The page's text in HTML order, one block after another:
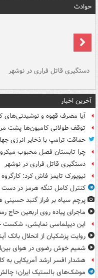
حوادث
دستگیری قاتل فراری در نوشهر
آخرین اخبار
آیا مصرف قهوه و نوشیدنی‌های
توقف طولانی کامیون‌ها پشت
حماقت ترامپ با ذخایر انرژی
چرا تابستان فصل محبوب
دستگیری قاتل فراری در نوشهر
نیویورک تایمز فاش کرد:
کنترل کامل تنگه هرمز در دست
پرچم سیاه بر فراز گنبد حسینی
ماجرای پیاده روی اربعین حاج
این دیپلماسی نمایشی، شکست
روایت پزشکیان از انحلال بانک
شمیم خوش رضوی در هوای
هشدار افسر ارشد آمریکایی به
موشک‌های بالستیک ایران؛